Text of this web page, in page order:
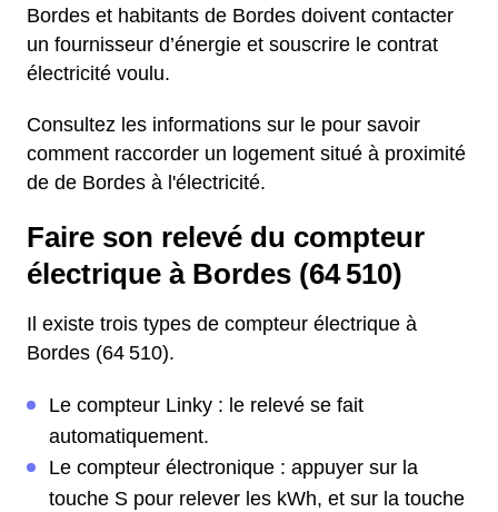
Bordes et habitants de Bordes doivent contacter
un fournisseur d’énergie et souscrire le contrat
électricité voulu.
Consultez les informations sur le pour savoir
comment raccorder un logement situé à proximité
de de Bordes à l'électricité.
Faire son relevé du compteur
électrique à Bordes (64 510)
Il existe trois types de compteur électrique à
Bordes (64 510).
Le compteur Linky : le relevé se fait
automatiquement.
Le compteur électronique : appuyer sur la
touche S pour relever les kWh, et sur la touche